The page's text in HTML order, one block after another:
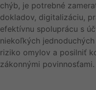
chýb, je potrebné
dokladov, digitalizáciu,
efektívnu spoluprácu s
niekoľkých
riziko omylov a posilniť
zákonnými povinnosťami.